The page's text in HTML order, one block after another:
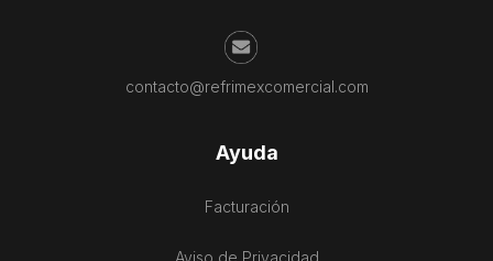
contacto@refrimexcomercial.com
Ayuda
Facturación